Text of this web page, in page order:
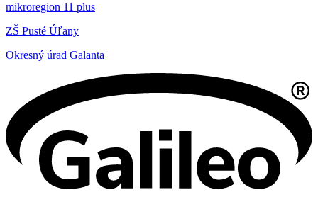
mikroregion 11 plus
ZŠ Pusté Úľany
Okresný úrad Galanta